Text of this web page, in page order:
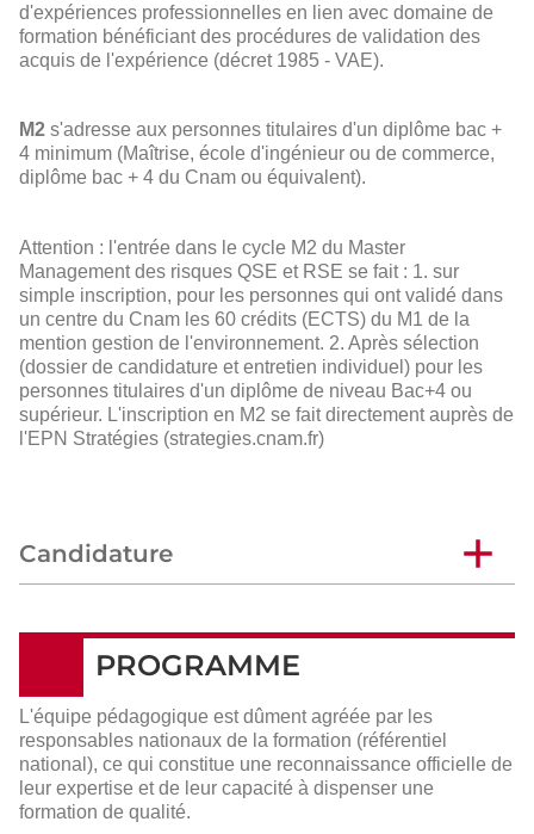
d'expériences professionnelles en lien avec domaine de
formation bénéficiant des procédures de validation des
acquis de l'expérience (décret 1985 - VAE).
M2 s'adresse aux personnes titulaires d'un diplôme bac +
4 minimum (Maîtrise, école d'ingénieur ou de commerce,
diplôme bac + 4 du Cnam ou équivalent).
Attention : l'entrée dans le cycle M2 du Master
Management des risques QSE et RSE se fait : 1. sur
simple inscription, pour les personnes qui ont validé dans
un centre du Cnam les 60 crédits (ECTS) du M1 de la
mention gestion de l'environnement. 2. Après sélection
(dossier de candidature et entretien individuel) pour les
personnes titulaires d'un diplôme de niveau Bac+4 ou
supérieur. L'inscription en M2 se fait directement auprès de
l'EPN Stratégies (strategies.cnam.fr)
Candidature
PROGRAMME
L'équipe pédagogique est dûment agréée par les
responsables nationaux de la formation (référentiel
national), ce qui constitue une reconnaissance officielle de
leur expertise et de leur capacité à dispenser une
formation de qualité.